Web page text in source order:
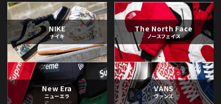
NIKE
ナイキ
The North Face
ノースフェイス
New Era
ニューエラ
VANS
ヴァンズ